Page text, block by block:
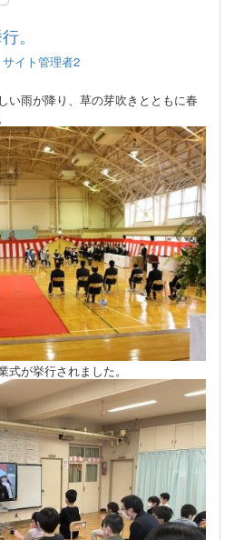
。
サイト管理者2
い雨が降り、草の芽吹きとともに春
が挙行されました。